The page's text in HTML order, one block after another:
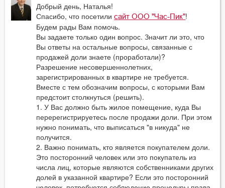
Добрый день, Наталья!
Спасибо, что посетилисайт ООО "Час-Пик"!
Будем рады Вам помочь.
Вы задаете только один вопрос. Значит ли это, что
Вы ответы на остальные вопросы, связанные с
продажей доли знаете (проработали)?
Разрешение несовершеннолетних,
зарегистрированных в квартире не требуется.
Вместе с тем обозначим вопросы, с которыми Вам
предстоит столкнуться (решить).
1. У Вас должно быть жилое помещение, куда Вы
перерегистрируетесь после продажи доли. При этом
нужно понимать, что выписаться "в никуда" не
получится.
2. Важно понимать, кто является покупателем доли.
Это посторонний человек или это покупатель из
числа лиц, которые являются собственниками других
долей в указанной квартире? Если это посторонний